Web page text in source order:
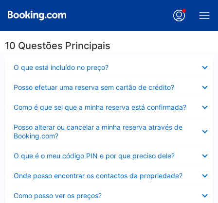
10 Questões Principais
O que está incluído no preço?
fechado
Posso efetuar uma reserva sem cartão de crédito?
fechado
Como é que sei que a minha reserva está confirmada?
fechado
Posso alterar ou cancelar a minha reserva através de
Booking.com?
fechado
O que é o meu código PIN e por que preciso dele?
fechado
Onde posso encontrar os contactos da propriedade?
fechado
Como posso ver os preços?
fechado